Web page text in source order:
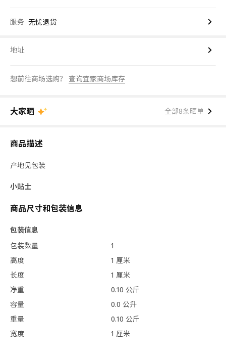
服务 无忧退货
地址
想前往商场选购？ 查询宜家商场库存
大家晒 全部8条晒单
商品描述
产地见包装
小贴士
商品尺寸和包装信息
包装信息
包装数量
1
高度
1 厘米
长度
1 厘米
净重
0.10 公斤
容量
0.0 公升
重量
0.10 公斤
宽度
1 厘米